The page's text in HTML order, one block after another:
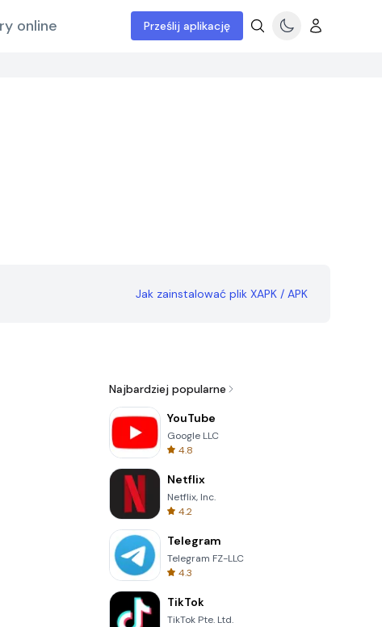
online Prześlij aplikację
Jak zainstalować plik XAPK / APK
Najbardziej popularne
YouTube
Google LLC
4.8
Netflix
Netflix, Inc.
4.2
Telegram
Telegram FZ-LLC
4.3
TikTok
TikTok Pte. Ltd.